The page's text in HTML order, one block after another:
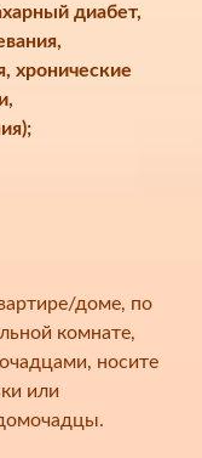
диабет,
хронические
доме, по
комнате,
носите
или